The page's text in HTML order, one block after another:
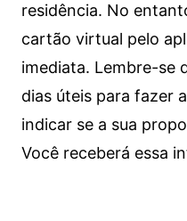
residência. No
cartão virtual pelo
imediata. Lembre-se
dias úteis para fazer
indicar se a sua
Você receberá essa